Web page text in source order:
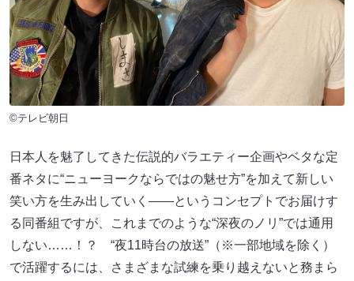
©テレビ朝日
日本人を魅了してきた伝説的バラエティー企画やベタな定
番ネタに“ニューヨークならではの魅せ方”を加えて新しい
笑い方を生み出していく――というコンセプトでお届けす
る同番組ですが、これまでのような“深夜のノリ”では通用
しない……！？ “夜11時台の放送”（※一部地域を除く）
で活躍するには、さまざまな試練を乗り越えないと務まら